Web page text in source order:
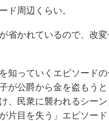
ド周辺くらい。
省かれているので、改
知っていくエピソード
が公爵から金を盗もう
、民衆に襲われるシー
片目を失う」エピソー